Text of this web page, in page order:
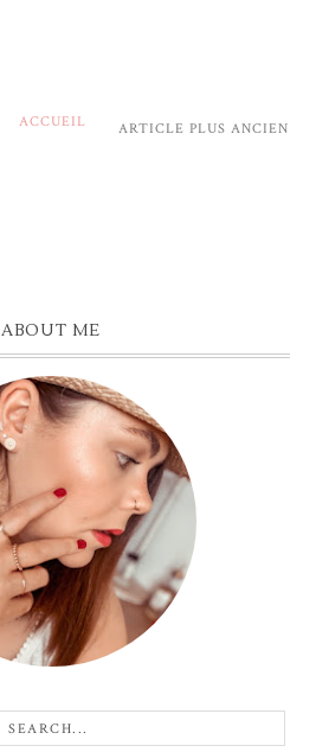
ARTICLE PLUS ANCIEN
ACCUEIL
ABOUT ME